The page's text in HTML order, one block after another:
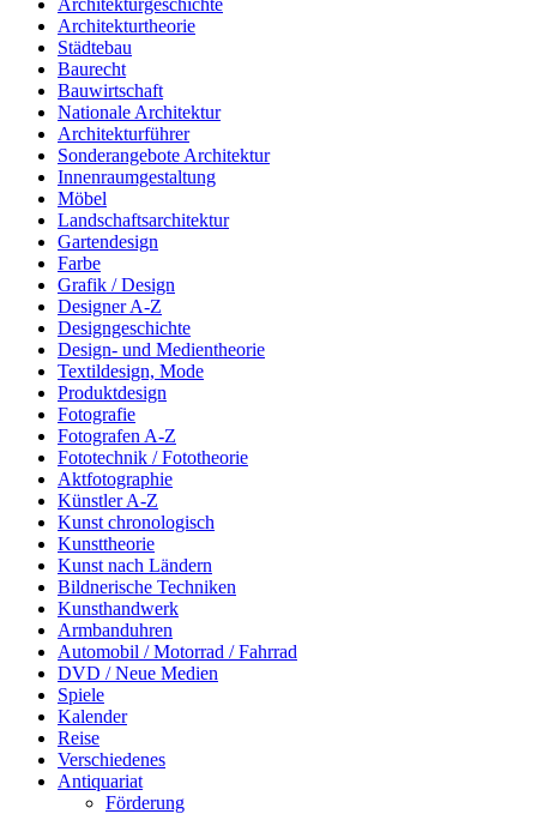
Architekturgeschichte
Architekturtheorie
Städtebau
Baurecht
Bauwirtschaft
Nationale Architektur
Architekturführer
Sonderangebote Architektur
Innenraumgestaltung
Möbel
Landschaftsarchitektur
Gartendesign
Farbe
Grafik / Design
Designer A-Z
Designgeschichte
Design- und Medientheorie
Textildesign, Mode
Produktdesign
Fotografie
Fotografen A-Z
Fototechnik / Fototheorie
Aktfotographie
Künstler A-Z
Kunst chronologisch
Kunsttheorie
Kunst nach Ländern
Bildnerische Techniken
Kunsthandwerk
Armbanduhren
Automobil / Motorrad / Fahrrad
DVD / Neue Medien
Spiele
Kalender
Reise
Verschiedenes
Antiquariat
Förderung